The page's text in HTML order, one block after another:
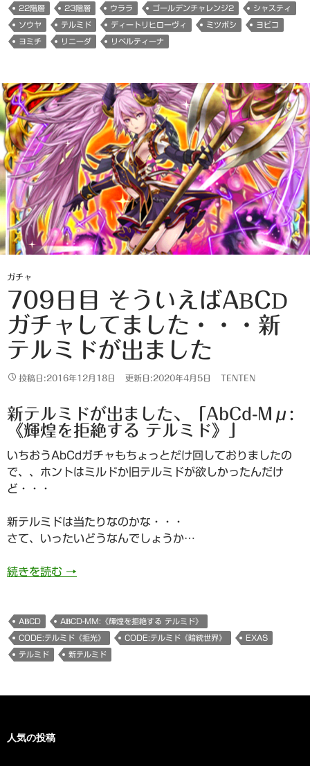
22階層 23階層 ウララ ゴールデンチャレンジ2 シャスティ
ソウヤ テルミド ディートリヒローヴィ ミツボシ ヨビコ
ヨミチ リニーダ リベルティーナ
ガチャ
709日目 そういえばABCD
ガチャしてました・・・新
テルミドが出ました
投稿日:2016年12月18日 更新日:2020年4月5日 TENTEN
新テルミドが出ました、「AbCd-Mμ:
《輝煌を拒絶する テルミド》」
いちおうAbCdガチャもちょっとだけ回しておりましたの
で、、ホントはミルドか旧テルミドが欲しかったんだけ
ど・・・
新テルミドは当たりなのかな・・・
さて、いったいどうなんでしょうか…
続きを読む 709日目 そういえばAbCdガチャしてました・
→
ABCD ABCD-MΜ:《輝煌を拒絶する テルミド》
CODE:テルミド《拒光》 CODE:テルミド《暗統世界》 EXAS
テルミド 新テルミド
人気の投稿